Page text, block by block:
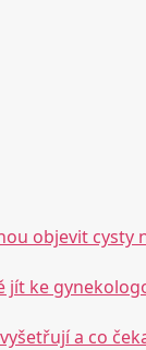
objevit cysty
jít ke
a co